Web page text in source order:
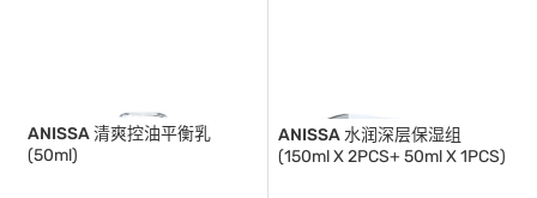
ANISSA清爽控油平衡乳
(50ml)
ANISSA水润深层保湿组
(150ml X 2PCS+ 50ml X 1PCS)